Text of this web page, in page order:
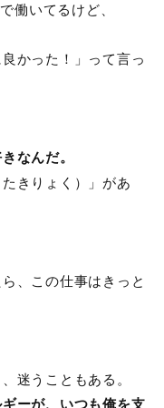
働いてるけど、
かった！」って言っ
なんだ。
きりょく）」があ
、この仕事はきっと
迷うこともある。
ーが、いつも俺を支